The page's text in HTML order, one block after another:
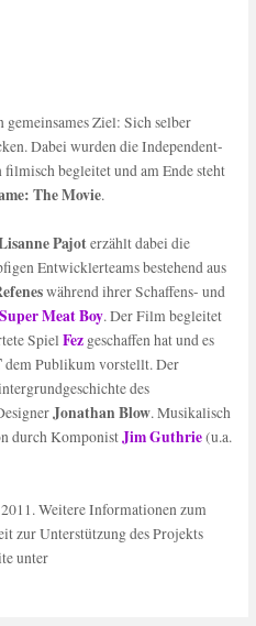
Ziel: Sich selber
Dabei wurden die Independent-
begleitet und am Ende steht
The Movie.
Pajoterzählt dabei die
Entwicklerteams bestehend aus
während ihrer Schaffens- und
Super Meat Boy. Der Film begleitet
SpielFez geschaffen hat und es
dem Publikum vorstellt. Der
des
Jonathan Blow. Musikalisch
durch KomponistJim Guthrie(u.a.
Weitere Informationen zum
zur Unterstützung des Projekts
unter